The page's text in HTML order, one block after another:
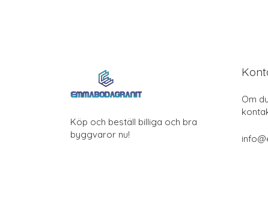
Köp och beställ billiga och bra
byggvaror nu!
Om